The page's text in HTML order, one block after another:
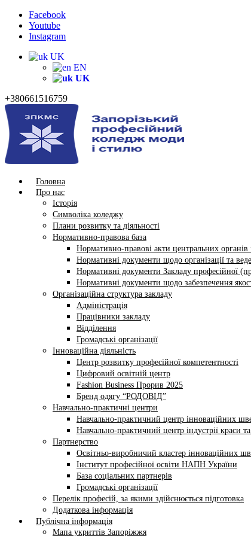
Facebook
Youtube
Instagram
UK
EN
UK
+380661516759
Головна
Про нас
Історія
Символіка коледжу
Плани розвитку та діяльності
Нормативно-правова база
Нормативно-правові акти центральних органів
Нормативні документи щодо організації та
Нормативні документи Закладу професійної
Нормативні документи щодо забезпечення
Організаційна структура закладу
Адміністрація
Працівники закладу
Відділення
Громадські організації
Інноваційна діяльність
Центр розвитку професійної компетентності
Цифровий освітній центр
Fashion Business Прорив 2025
Бренд одягу “РОДОВІД”
Навчально-практичні центри
Навчально-практичний центр інноваційних
Навчально-практичний центр індустрії краси
Партнерство
Освітньо-виробничий кластер інноваційних
Інститут професійної освіти НАПН України
База соціальних партнерів
Громадські організації
Перелік професій, за якими здійснюється підготовка
Додаткова інформація
Публічна інформація
Мапа укриттів Запоріжжя